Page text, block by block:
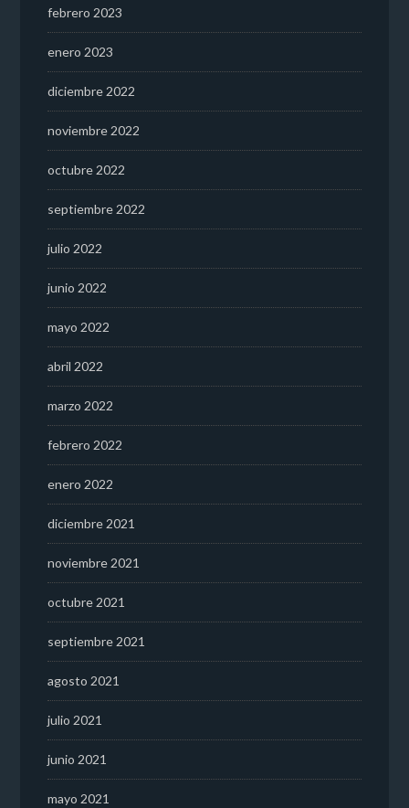
febrero 2023
enero 2023
diciembre 2022
noviembre 2022
octubre 2022
septiembre 2022
julio 2022
junio 2022
mayo 2022
abril 2022
marzo 2022
febrero 2022
enero 2022
diciembre 2021
noviembre 2021
octubre 2021
septiembre 2021
agosto 2021
julio 2021
junio 2021
mayo 2021